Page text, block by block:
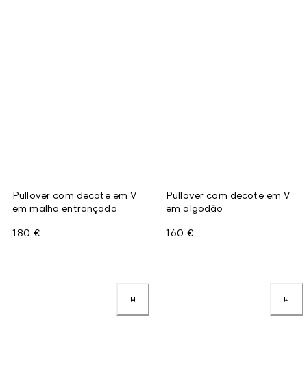
Pullover com decote em V
em malha entrançada
180 €
Pullover com decote em V
em algodão
160 €